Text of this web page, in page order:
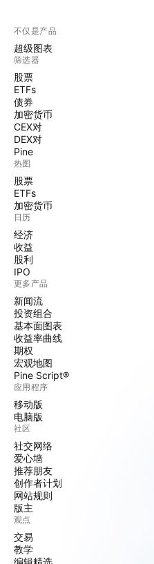
不仅是产品
超级图表
筛选器
股票
ETFs
债券
加密货币
CEX对
DEX对
Pine
热图
股票
ETFs
加密货币
日历
经济
收益
股利
IPO
更多产品
新闻流
投资组合
基本面图表
收益率曲线
期权
宏观地图
Pine Script®
应用程序
移动版
电脑版
社区
社交网络
爱心墙
推荐朋友
创作者计划
网站规则
版主
观点
交易
教学
编辑精选